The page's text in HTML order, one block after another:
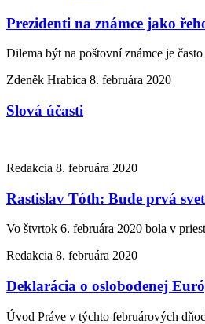
Prezidenti na známce jako
Dilema být na poštovní známce je
Zdeněk Hrabica 8. februára 2020
Slová účasti
Redakcia 8. februára 2020
Rastislav Tóth: Bude prvá
Vo štvrtok 6. februára 2020 bola v
Redakcia 8. februára 2020
Deklarácia o oslobodenej
Úvod Práve v týchto februárových